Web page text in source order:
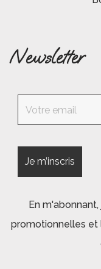
Newsletter
En
promotionnelles et